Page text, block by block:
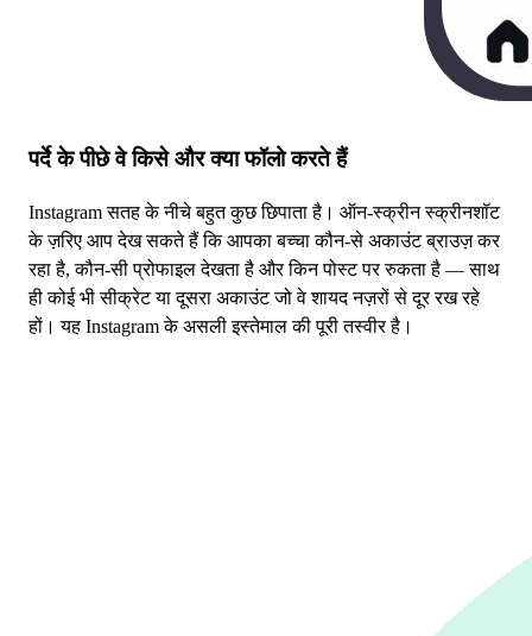
पर्दे के पीछे वे किसे और क्या फॉलो करते हैं
Instagram सतह के नीचे बहुत कुछ छिपाता है। ऑन-स्क्रीन स्क्रीनशॉट
के ज़रिए आप देख सकते हैं कि आपका बच्चा कौन-से अकाउंट ब्राउज़ कर
रहा है, कौन-सी प्रोफाइल देखता है और किन पोस्ट पर रुकता है — साथ
ही कोई भी सीक्रेट या दूसरा अकाउंट जो वे शायद नज़रों से दूर रख रहे
हों। यह Instagram के असली इस्तेमाल की पूरी तस्वीर है।